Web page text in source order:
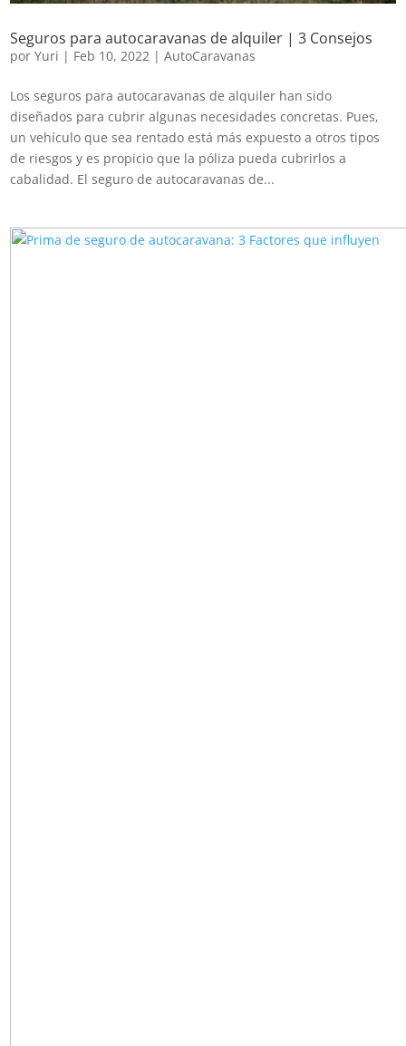
Seguros para autocaravanas de alquiler | 3 Consejos
porYuri | Feb 10, 2022 |AutoCaravanas
Los seguros para autocaravanas de alquiler han sido
diseñados para cubrir algunas necesidades concretas. Pues,
un vehículo que sea rentado está más expuesto a otros tipos
de riesgos y es propicio que la póliza pueda cubrirlos a
cabalidad. El seguro de autocaravanas de...